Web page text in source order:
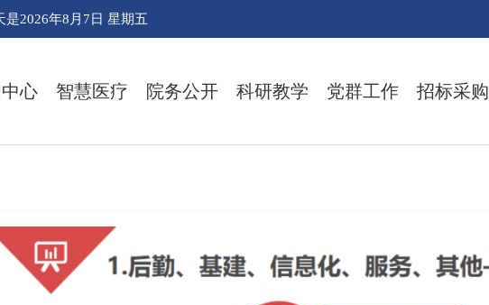
是2026年8月7日 星期五
心 智慧医疗 院务公开 科研教学 党群工作 招标采购